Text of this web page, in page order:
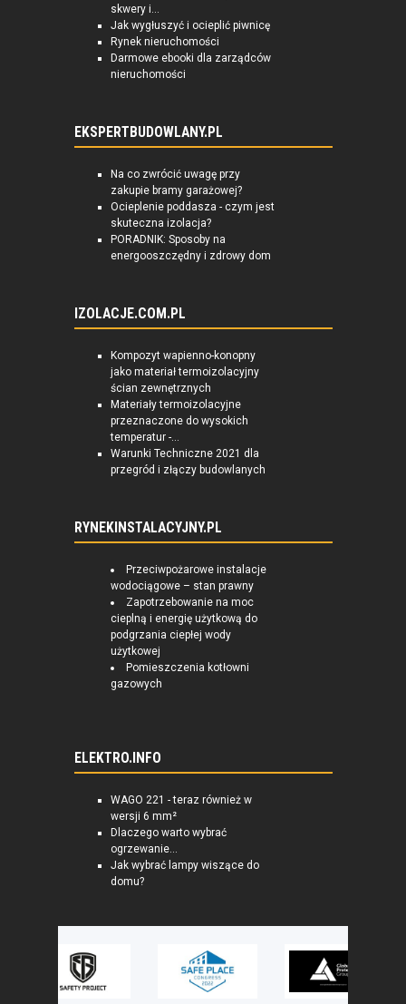
skwery i...
Jak wygłuszyć i ocieplić piwnicę
Rynek nieruchomości
Darmowe ebooki dla zarządców
nieruchomości
EKSPERTBUDOWLANY.PL
Na co zwrócić uwagę przy
zakupie bramy garażowej?
Ocieplenie poddasza - czym jest
skuteczna izolacja?
PORADNIK: Sposoby na
energooszczędny i zdrowy dom
IZOLACJE.COM.PL
Kompozyt wapienno-konopny
jako materiał termoizolacyjny
ścian zewnętrznych
Materiały termoizolacyjne
przeznaczone do wysokich
temperatur -...
Warunki Techniczne 2021 dla
przegród i złączy budowlanych
RYNEKINSTALACYJNY.PL
Przeciwpożarowe instalacje
wodociągowe – stan prawny
Zapotrzebowanie na moc
cieplną i energię użytkową do
podgrzania ciepłej wody
użytkowej
Pomieszczenia kotłowni
gazowych
ELEKTRO.INFO
WAGO 221 - teraz również w
wersji 6 mm²
Dlaczego warto wybrać
ogrzewanie...
Jak wybrać lampy wiszące do
domu?